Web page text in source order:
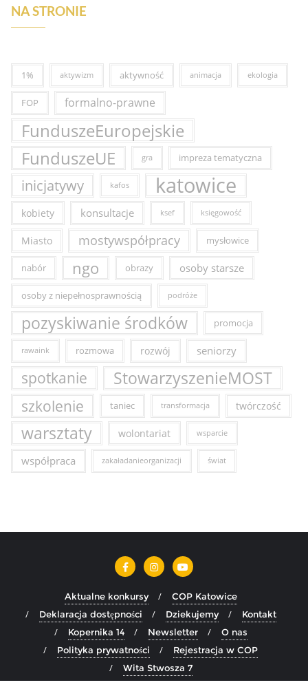
NA STRONIE
1% aktywizm aktywność animacja ekologia
FOP formalno-prawne
FunduszeEuropejskie
FunduszeUE
gra impreza tematyczna
inicjatywy kafos katowice
kobiety konsultacje ksef księgowość
Miasto mostywspółpracy mysłowice
nabór ngo obrazy osoby starsze
osoby z niepełnosprawnością podróże
pozyskiwanie środków promocja
rawaink rozmowa rozwój seniorzy
spotkanie StowarzyszenieMOST
szkolenie taniec transformacja twórczość
warsztaty wolontariat wsparcie
współpraca zakaładanieorganizacji świat
Aktualne konkursy
COP Katowice
Deklaracja dostępności
Dziekujemy
Kontakt
Kopernika 14
Newsletter
O nas
Polityka prywatności
Rejestracja w COP
Wita Stwosza 7